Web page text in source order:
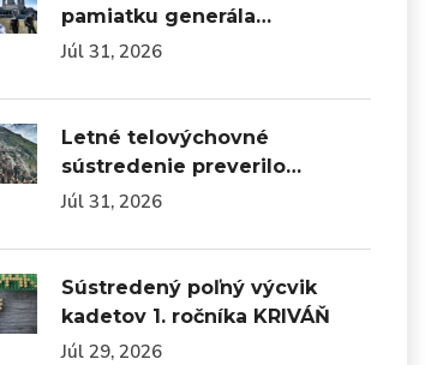
pamiatku generála…
Júl 31, 2026
Letné telovýchovné
sústredenie preverilo…
Júl 31, 2026
Sústredený poľný výcvik
kadetov 1. ročníka KRIVÁŇ
Júl 29, 2026